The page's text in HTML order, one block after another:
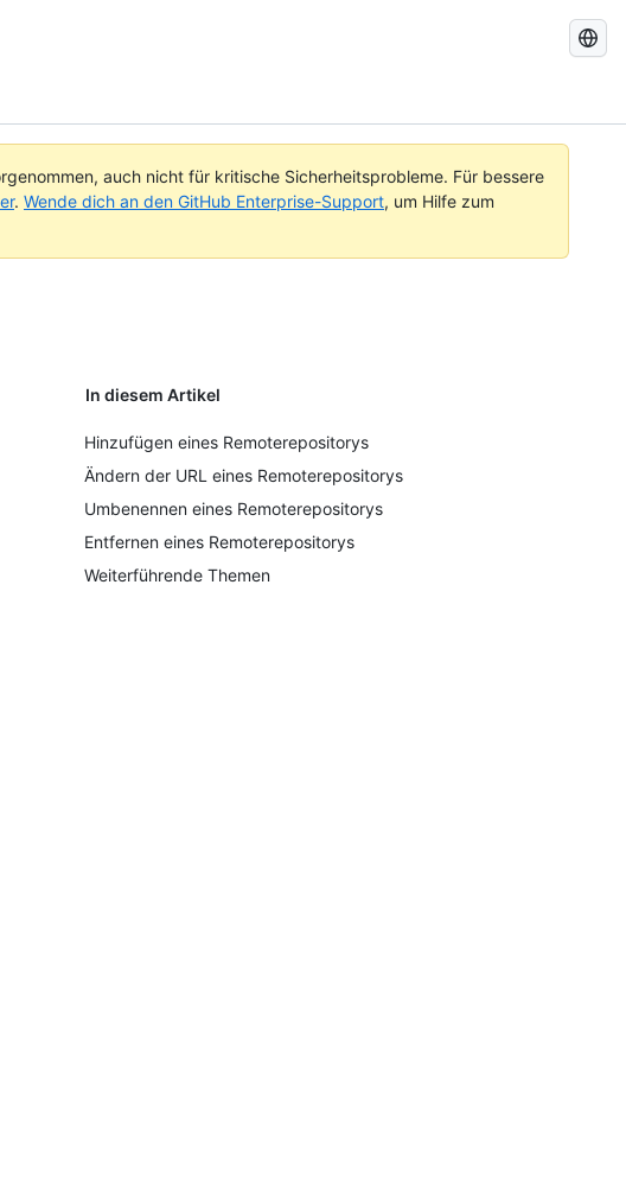
GitHub-
auch nicht für kritische Sicherheitsprobleme. Für bessere
. Wende dich an den GitHub Enterprise-Support, um Hilfe zum
In diesem Artikel
Hinzufügen eines Remoterepositorys
Ändern der URL eines Remoterepositorys
Umbenennen eines Remoterepositorys
Entfernen eines Remoterepositorys
Weiterführende Themen